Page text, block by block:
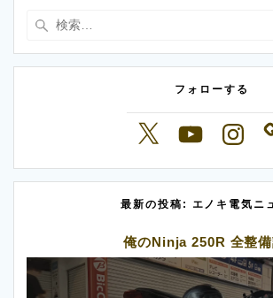
フォローする
X YouTube
最新の投稿: エノキ電気ニ
俺のNinja 250R 全整